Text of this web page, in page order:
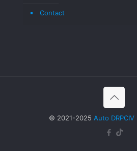
Contact
© 2021-2025 Auto DRPCIV|